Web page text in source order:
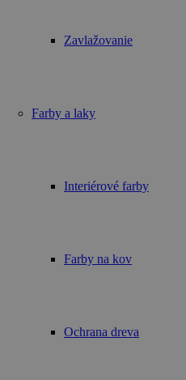
Zavlažovanie
Farby a laky
Interiérové farby
Farby na kov
Ochrana dreva